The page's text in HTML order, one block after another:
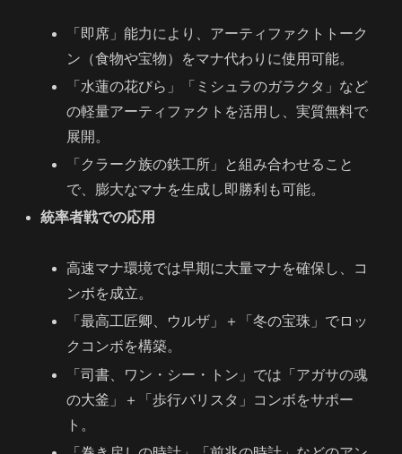
「即席」能力により、アーティファクトトーク
ン（食物や宝物）をマナ代わりに使用可能。
「水蓮の花びら」「ミシュラのガラクタ」など
の軽量アーティファクトを活用し、実質無料で
展開。
「クラーク族の鉄工所」と組み合わせること
で、膨大なマナを生成し即勝利も可能。
統率者戦での応用
高速マナ環境では早期に大量マナを確保し、コ
ンボを成立。
「最高工匠卿、ウルザ」＋「冬の宝珠」でロッ
クコンボを構築。
「司書、ワン・シー・トン」では「アガサの魂
の大釜」＋「歩行バリスタ」コンボをサポー
ト。